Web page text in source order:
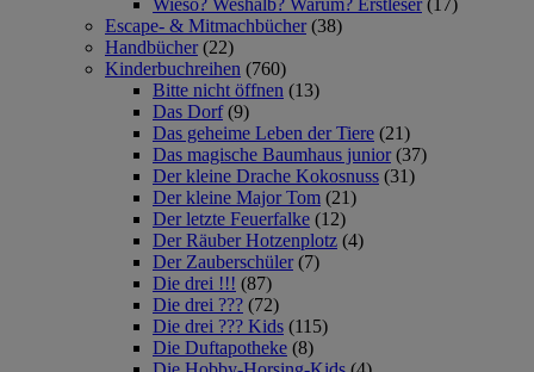
Wieso? Weshalb? Warum? Erstleser (17)
Escape- & Mitmachbücher (38)
Handbücher (22)
Kinderbuchreihen (760)
Bitte nicht öffnen (13)
Das Dorf (9)
Das geheime Leben der Tiere (21)
Das magische Baumhaus junior (37)
Der kleine Drache Kokosnuss (31)
Der kleine Major Tom (21)
Der letzte Feuerfalke (12)
Der Räuber Hotzenplotz (4)
Der Zauberschüler (7)
Die drei !!! (87)
Die drei ??? (72)
Die drei ??? Kids (115)
Die Duftapotheke (8)